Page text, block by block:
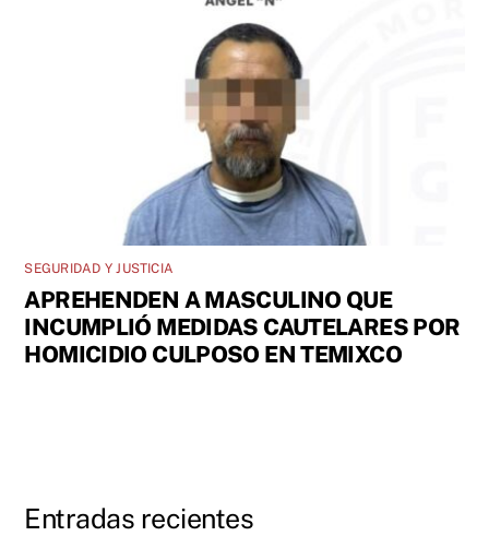
SEGURIDAD Y JUSTICIA
APREHENDEN A MASCULINO QUE
INCUMPLIÓ MEDIDAS CAUTELARES POR
HOMICIDIO CULPOSO EN TEMIXCO
Entradas recientes